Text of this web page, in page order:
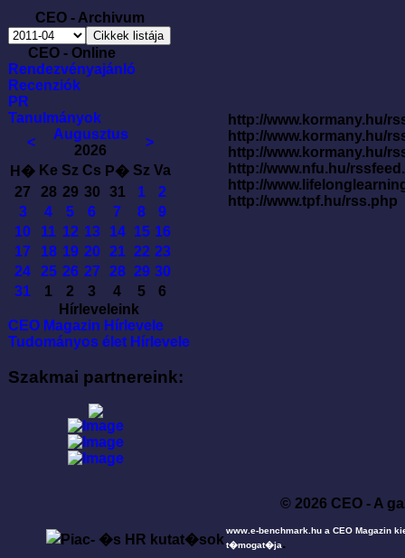
CEO - Archivum
CEO - Online
Rendezvényajánló
Recenziók
PR
Tanulmányok
<
Augusztus
2026
>
H� Ke Sz Cs P� Sz Va
27
28 29 30 31 1
2
3
4 5 6 7 8
9
10
11 12 13 14 15 16
17
18 19 20 21 22 23
24
25 26 27 28 29 30
31
1 2 3 4 5
6
Hírleveleink
CEO Magazin Hírlevele
Tudományos élet Hírlevele
Szakmai partnereink:
http://www.kormany.hu/
http://www.kormany.hu/
http://www.kormany.hu/
http://www.nfu.hu/
http://
http://www.tpf.hu/rss.php
© 2026 CEO - A
www.e-benchmark.hu a CEO Magazin
t�mogat�ja.